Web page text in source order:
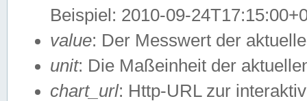
Beispiel: 2010-09-
value: Der Messwert der
unit: Die Maßeinheit der
chart_url: Http-URL zur